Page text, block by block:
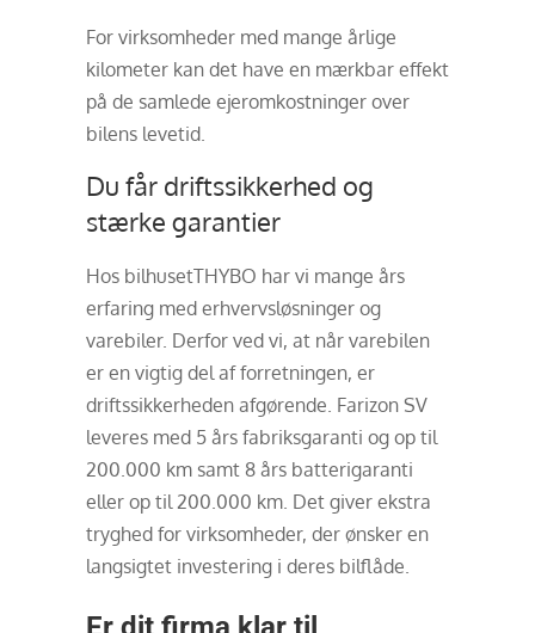
For virksomheder med mange årlige
kilometer kan det have en mærkbar effekt
på de samlede ejeromkostninger over
bilens levetid.
Du får driftssikkerhed og
stærke garantier
Hos bilhusetTHYBO har vi mange års
erfaring med erhvervsløsninger og
varebiler. Derfor ved vi, at når varebilen
er en vigtig del af forretningen, er
driftssikkerheden afgørende. Farizon SV
leveres med 5 års fabriksgaranti og op til
200.000 km samt 8 års batterigaranti
eller op til 200.000 km. Det giver ekstra
tryghed for virksomheder, der ønsker en
langsigtet investering i deres bilflåde.